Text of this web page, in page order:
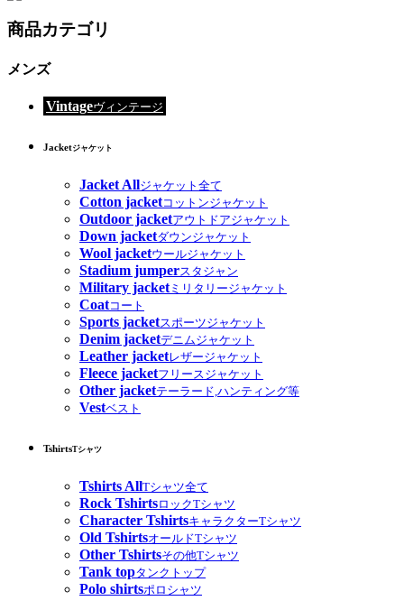
商品カテゴリ
メンズ
Vintageヴィンテージ
Jacketジャケット
Jacket Allジャケット全て
Cotton jacketコットンジャケット
Outdoor jacketアウトドアジャケット
Down jacketダウンジャケット
Wool jacketウールジャケット
Stadium jumperスタジャン
Military jacketミリタリージャケット
Coatコート
Sports jacketスポーツジャケット
Denim jacketデニムジャケット
Leather jacketレザージャケット
Fleece jacketフリースジャケット
Other jacketテーラード,ハンティング等
Vestベスト
TshirtsTシャツ
Tshirts AllTシャツ全て
Rock TshirtsロックTシャツ
Character TshirtsキャラクターTシャツ
Old TshirtsオールドTシャツ
Other Tshirtsその他Tシャツ
Tank topタンクトップ
Polo shirtsポロシャツ